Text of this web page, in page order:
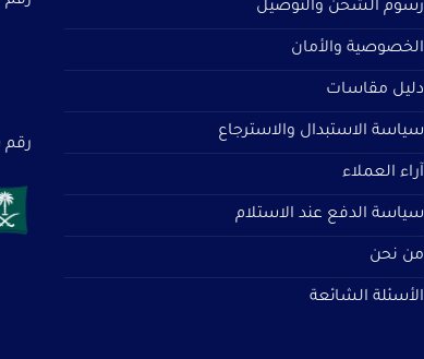
رسوم الشحن والتوصيل
الخصوصية والأمان
دليل مقاسات
سياسة الاستبدال والاسترجاع
آراء العملاء
سياسة الدفع عند الاستلام
من نحن
الأسئلة الشائعة
رقم سجل